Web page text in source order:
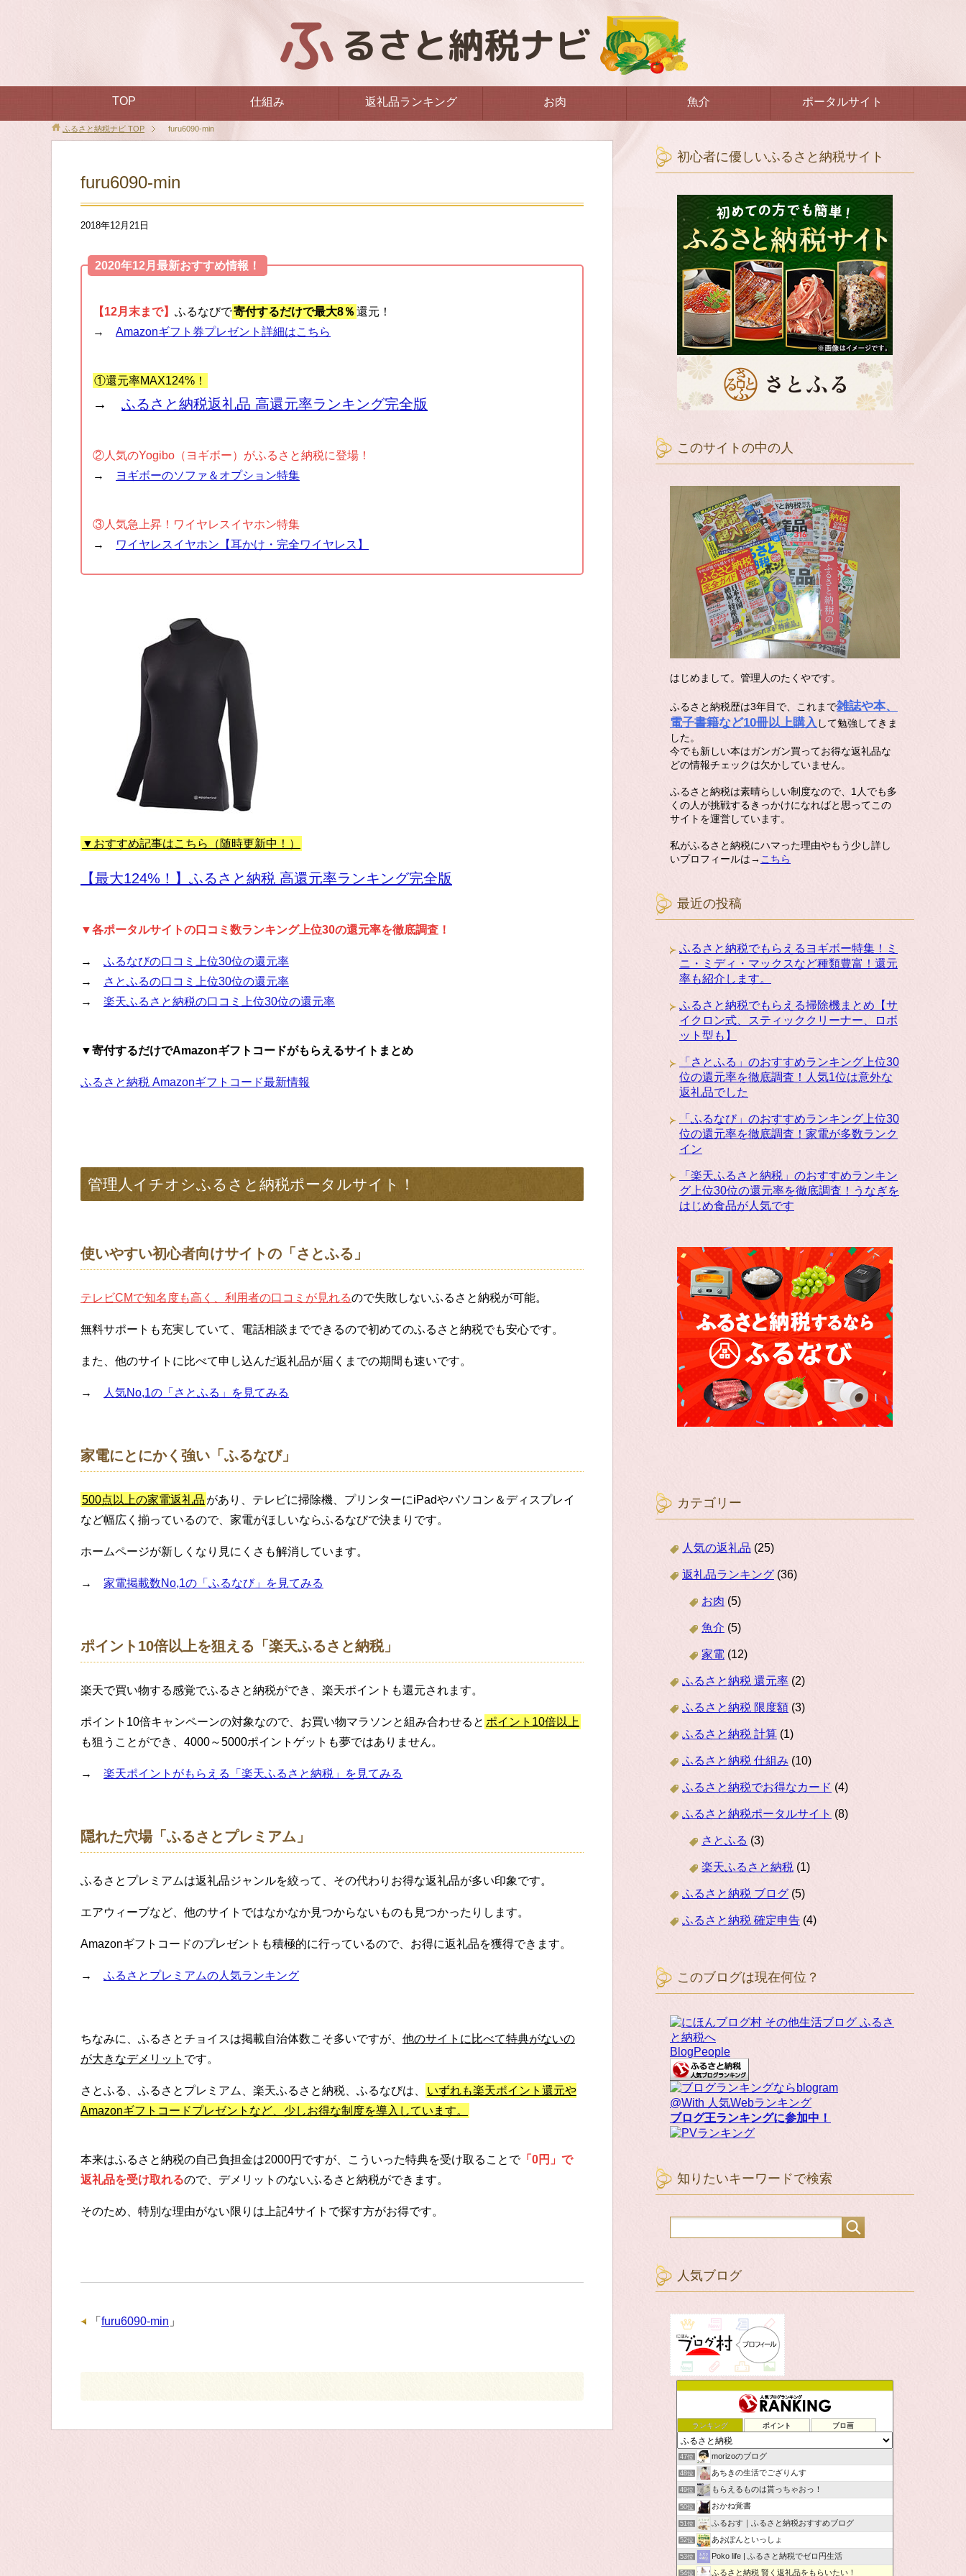
TOP 仕組み 返礼品ランキング お肉 魚介 ポータルサイト
ふるさと納税ナビ TOP furu6090-min
furu6090-min
2018年12月21日
2020年12月最新おすすめ情報！
【12月末まで】 ふるなびで寄付するだけで最大8％ 還元！
→ Amazonギフト券プレゼント詳細はこちら
①還元率MAX124%！
→ ふるさと納税返礼品 高還元率ランキング完全版
②人気のYogibo（ヨギボー）がふるさと納税に登場！
→
ヨギボーのソファ＆オプション特集
③人気急上昇！ワイヤレスイヤホン特集
→
ワイヤレスイヤホン【耳かけ・完全ワイヤレス】
▼おすすめ記事はこちら（随時更新中！）
【最大124%！】ふるさと納税 高還元率ランキング完全版
▼各ポータルサイトの口コミ数ランキング上位30の還元率を徹底調査！
→ ふるなびの口コミ上位30位の還元率
→
さとふるの口コミ上位30位の還元率
→ 楽天ふるさと納税の口コミ上位30位の還元率
▼寄付するだけでAmazonギフトコードがもらえるサイトまとめ
ふるさと納税 Amazonギフトコード最新情報
管理人イチオシふるさと納税ポータルサイト！
使いやすい初心者向けサイトの「さとふる」
テレビCMで知名度も高く、利用者の口コミが見れるので失敗しないふるさと納税が可能。
無料サポートも充実していて、電話相談までできるので初めてのふるさと納税でも安心です。
また、他のサイトに比べて申し込んだ返礼品が届くまでの期間も速いです。
→ 人気No,1の「さとふる」を見てみる
家電にとにかく強い「ふるなび」
500点以上の家電返礼品 があり、テレビに掃除機、プリンターにiPadやパソコン＆ディスプレイ
など幅広く揃っているので、家電がほしいならふるなびで決まりです。
ホームページが新しくなり見にくさも解消しています。
→ 家電掲載数No,1の「ふるなび」を見てみる
ポイント10倍以上を狙える「楽天ふるさと納税」
楽天で買い物する感覚でふるさと納税ができ、楽天ポイントも還元されます。
ポイント10倍キャンペーンの対象なので、お買い物マラソンと組み合わせると ポイント10倍以上
も狙うことができ、4000～5000ポイントゲットも夢ではありません。
→ 楽天ポイントがもらえる「楽天ふるさと納税」を見てみる
隠れた穴場「ふるさとプレミアム」
ふるさとプレミアムは返礼品ジャンルを絞って、その代わりお得な返礼品が多い印象です。
エアウィーブなど、他のサイトではなかなか見つからないものも見つかったりします。
Amazonギフトコードのプレゼントも積極的に行っているので、お得に返礼品を獲得できます。
→ ふるさとプレミアムの人気ランキング
ちなみに、ふるさとチョイスは掲載自治体数こそ多いですが、 他のサイトに比べて特典がないの
が大きなデメリット です。
さとふる、ふるさとプレミアム、楽天ふるさと納税、ふるなびは、
いずれも楽天ポイント還元や
Amazonギフトコードプレゼントなど、少しお得な制度を導入しています。
本来はふるさと納税の自己負担金は2000円ですが、こういった特典を受け取ることで「0円」で
返礼品を受け取れるので、デメリットのないふるさと納税ができます。
そのため、特別な理由がない限りは上記4サイトで探す方がお得です。
「 furu6090-min 」
初心者に優しいふるさと納税サイト
このサイトの中の人
はじめまして。管理人のたくやです。
ふるさと納税歴は3年目で、これまで雑誌や本、
電子書籍など10冊以上購入 して勉強してきま
した。
今でも新しい本はガンガン買ってお得な返礼品な
どの情報チェックは欠かしていません。
ふるさと納税は素晴らしい制度なので、1人でも多
くの人が挑戦するきっかけになればと思ってこの
サイトを運営しています。
私がふるさと納税にハマった理由やもう少し詳し
いプロフィールは→ こちら
最近の投稿
ふるさと納税でもらえるヨギボー特集！ミ
ニ・ミディ・マックスなど種類豊富！還元
率も紹介します。
ふるさと納税でもらえる掃除機まとめ【サ
イクロン式、スティッククリーナー、ロボ
ット型も】
「さとふる」のおすすめランキング上位30
位の還元率を徹底調査！人気1位は意外な
返礼品でした
「ふるなび」のおすすめランキング上位30
位の還元率を徹底調査！家電が多数ランク
イン
「楽天ふるさと納税」のおすすめランキン
グ上位30位の還元率を徹底調査！うなぎを
はじめ食品が人気です
カテゴリー
人気の返礼品 (25)
返礼品ランキング (36)
お肉 (5)
魚介 (5)
家電 (12)
ふるさと納税 還元率 (2)
ふるさと納税 限度額 (3)
ふるさと納税 計算 (1)
ふるさと納税 仕組み (10)
ふるさと納税でお得なカード (4)
ふるさと納税ポータルサイト (8)
さとふる (3)
楽天ふるさと納税 (1)
ふるさと納税 ブログ (5)
ふるさと納税 確定申告 (4)
このブログは現在何位？
BlogPeople
@With 人気Webランキング
ブログ王ランキングに参加中！
知りたいキーワードで検索
人気ブログ
ランキング ポイント ブロ画
47位 morizoのブログ
48位 あちきの生活でござりんす
49位 もらえるものは貰っちゃおっ！
50位 おかね覚書
51位 ふるおす｜ふるさと納税おすすめブログ
52位 あおぽんといっしょ
53位 Poko life | ふるさと納税でゼロ円生活
54位 ふるさと納税 賢く返礼品をもらいたい！